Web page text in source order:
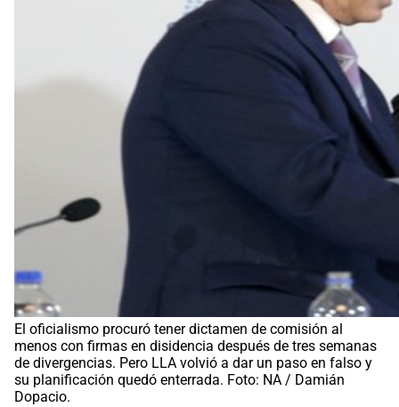
El oficialismo procuró tener dictamen de comisión al
menos con firmas en disidencia después de tres semanas
de divergencias. Pero LLA volvió a dar un paso en falso y
su planificación quedó enterrada. Foto: NA / Damián
Dopacio.